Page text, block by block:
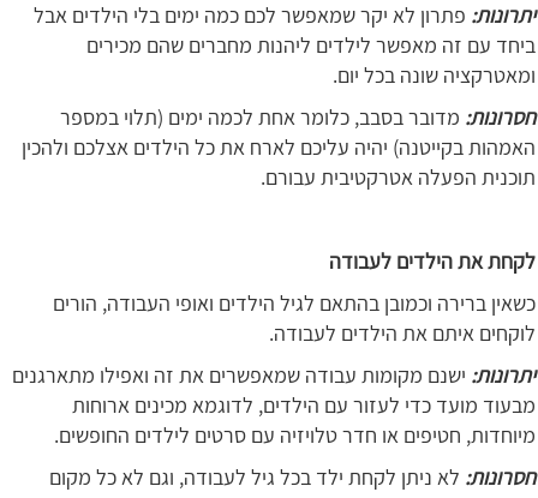
יתרונות: פתרון לא יקר שמאפשר לכם כמה ימים בלי הילדים אבל
ביחד עם זה מאפשר לילדים ליהנות מחברים שהם מכירים
ומאטרקציה שונה בכל יום.
חסרונות: מדובר בסבב, כלומר אחת לכמה ימים (תלוי במספר
האמהות בקייטנה) יהיה עליכם לארח את כל הילדים אצלכם ולהכין
תוכנית הפעלה אטרקטיבית עבורם.
לקחת את הילדים לעבודה
כשאין ברירה וכמובן בהתאם לגיל הילדים ואופי העבודה, הורים
לוקחים איתם את הילדים לעבודה.
יתרונות: ישנם מקומות עבודה שמאפשרים את זה ואפילו מתארגנים
מבעוד מועד כדי לעזור עם הילדים, לדוגמא מכינים ארוחות
מיוחדות, חטיפים או חדר טלויזיה עם סרטים לילדים החופשים.
חסרונות: לא ניתן לקחת ילד בכל גיל לעבודה, וגם לא כל מקום